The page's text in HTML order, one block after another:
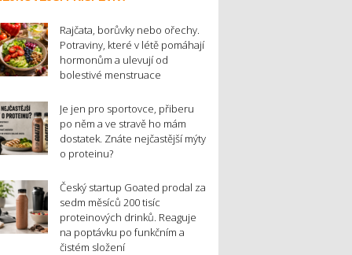
Rajčata, borůvky nebo ořechy.
Potraviny, které v létě pomáhají
hormonům a ulevují od
bolestivé menstruace
Je jen pro sportovce, přiberu
po něm a ve stravě ho mám
dostatek. Znáte nejčastější mýty
o proteinu?
Český startup Goated prodal za
sedm měsíců 200 tisíc
proteinových drinků. Reaguje
na poptávku po funkčním a
čistém složení